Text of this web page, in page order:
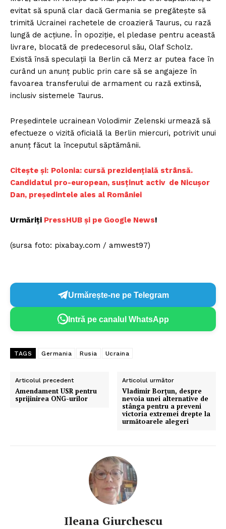
evitat să spună clar dacă Germania se pregătește să
trimită Ucrainei rachetele de croazieră Taurus, cu rază
lungă de acțiune. În opoziție, el pledase pentru această
livrare, blocată de predecesorul său, Olaf Scholz.
Există însă speculații la Berlin că Merz ar putea face în
curând un anunț public prin care să se angajeze în
favoarea transferului de armament cu rază extinsă,
inclusiv sistemele Taurus.
Președintele ucrainean Volodimir Zelenski urmează să
efectueze o vizită oficială la Berlin miercuri, potrivit unui
anunț făcut la începutul săptămânii.
Citește și: Polonia: cursă prezidențială strânsă.
Candidatul pro-european, susținut activ de Nicușor
Dan, președintele ales al României
Urmăriți PressHUB și pe Google News!
(sursa foto: pixabay.com / amwest97)
Urmărește-ne pe Telegram
Intră pe canalul WhatsApp
TAGS Germania Rusia Ucraina
Articolul precedent
Amendament USR pentru
sprijinirea ONG-urilor
Articolul următor
Vladimir Borțun, despre
nevoia unei alternative de
stânga pentru a preveni
victoria extremei drepte la
următoarele alegeri
Ileana Giurchescu